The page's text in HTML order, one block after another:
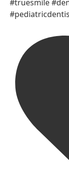
#truesmile